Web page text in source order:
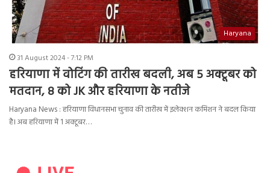
Haryana
31 August 2024 - 7:12 PM
हरियाणा में वोटिंग की तारीख बदली, अब 5 अक्टूबर को
मतदान, 8 को JK और हरियाणा के नतीजे
Haryana News : हरियाणा विधानसभा चुनाव की तारीख में इलेक्शन कमिशन ने बदल किया
है। अब हरियाणा में 1 अक्टूबर…